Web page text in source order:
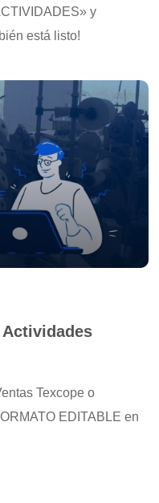
y
está listo!
Texcope o
EDITABLE en